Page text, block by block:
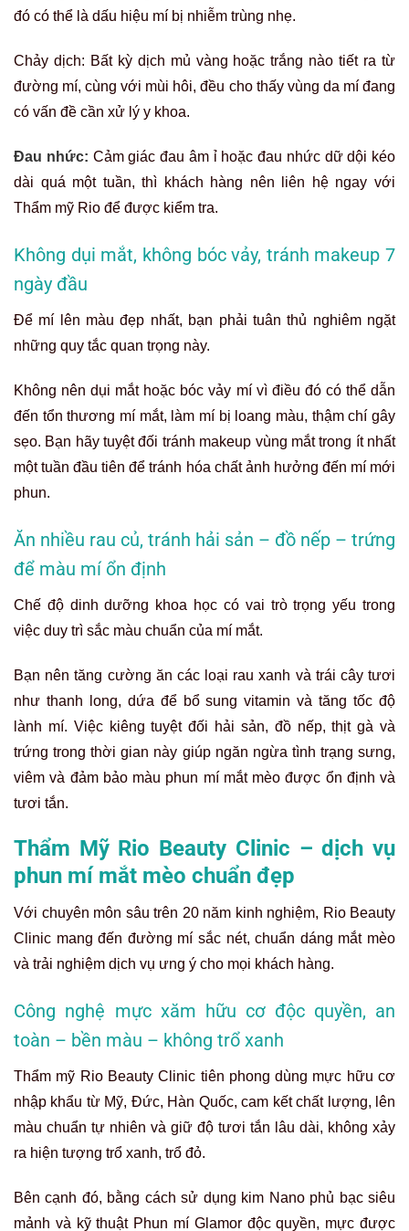
đó có thể là dấu hiệu mí bị nhiễm trùng nhẹ.
Chảy dịch: Bất kỳ dịch mủ vàng hoặc trắng nào tiết ra từ
đường mí, cùng với mùi hôi, đều cho thấy vùng da mí đang
có vấn đề cần xử lý y khoa.
Đau nhức: Cảm giác đau âm ỉ hoặc đau nhức dữ dội kéo
dài quá một tuần, thì khách hàng nên liên hệ ngay với
Thẩm mỹ Rio để được kiểm tra.
Không dụi mắt, không bóc vảy, tránh makeup 7
ngày đầu
Để mí lên màu đẹp nhất, bạn phải tuân thủ nghiêm ngặt
những quy tắc quan trọng này.
Không nên dụi mắt hoặc bóc vảy mí vì điều đó có thể dẫn
đến tổn thương mí mắt, làm mí bị loang màu, thậm chí gây
sẹo. Bạn hãy tuyệt đối tránh makeup vùng mắt trong ít nhất
một tuần đầu tiên để tránh hóa chất ảnh hưởng đến mí mới
phun.
Ăn nhiều rau củ, tránh hải sản – đồ nếp – trứng
để màu mí ổn định
Chế độ dinh dưỡng khoa học có vai trò trọng yếu trong
việc duy trì sắc màu chuẩn của mí mắt.
Bạn nên tăng cường ăn các loại rau xanh và trái cây tươi
như thanh long, dứa để bổ sung vitamin và tăng tốc độ
lành mí. Việc kiêng tuyệt đối hải sản, đồ nếp, thịt gà và
trứng trong thời gian này giúp ngăn ngừa tình trạng sưng,
viêm và đảm bảo màu phun mí mắt mèo được ổn định và
tươi tắn.
Thẩm Mỹ Rio Beauty Clinic – dịch vụ
phun mí mắt mèo chuẩn đẹp
Với chuyên môn sâu trên 20 năm kinh nghiệm, Rio Beauty
Clinic mang đến đường mí sắc nét, chuẩn dáng mắt mèo
và trải nghiệm dịch vụ ưng ý cho mọi khách hàng.
Công nghệ mực xăm hữu cơ độc quyền, an
toàn – bền màu – không trổ xanh
Thẩm mỹ Rio Beauty Clinic tiên phong dùng mực hữu cơ
nhập khẩu từ Mỹ, Đức, Hàn Quốc, cam kết chất lượng, lên
màu chuẩn tự nhiên và giữ độ tươi tắn lâu dài, không xảy
ra hiện tượng trổ xanh, trổ đỏ.
Bên cạnh đó, bằng cách sử dụng kim Nano phủ bạc siêu
mảnh và kỹ thuật Phun mí Glamorđộc quyền, mực được